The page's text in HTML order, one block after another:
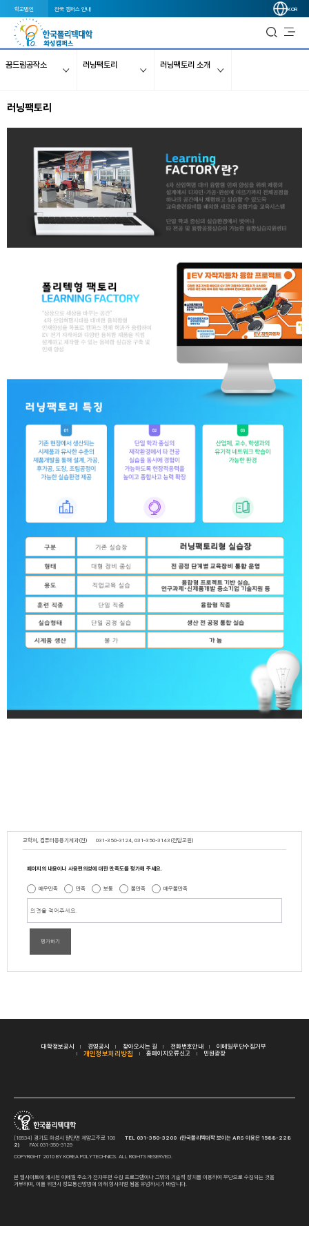
학교법인 전국 캠퍼스 안내 KOR
꿈드림공작소 러닝팩토리 러닝팩토리 소개
러닝팩토리
교학처, 컴퓨터응용기계과(전) 031-350-3124, 031-350-3143(전담교원)
페이지의 내용이나 사용편의성에 대한 만족도를 평가해 주세요.
매우만족 만족 보통 불만족 매우불만족
평가하기
대학정보공시 경영공시 찾아오시는 길 전화번호안내 이메일무단수집거부
개인정보처리방침 홈페이지오류신고 민원광장
[18534] 경기도 화성시 팔탄면 제암고주로 108 TEL 031-350-3200 (한국폴리텍대학 보이는 ARS 이용은 1588-228
2)
FAX 031-350-3129
COPYRIGHT 2010 BY KOREA POLYTECHNICS. ALL RIGHTS RESERVED.
본 웹사이트에 게시된 이메일 주소가 전자우편 수집 프로그램이나 그밖의 기술적 장치를 이용하여 무단으로 수집되는 것을
거부하며, 이를 위반시 정보통신망법에 의해 형사처벌 됨을 유념하시기 바랍니다.